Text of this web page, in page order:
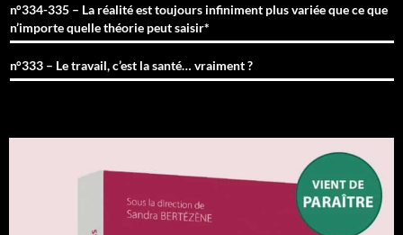
n°334-335 – La réalité est toujours infiniment plus variée que ce que
n’importe quelle théorie peut saisir*
n°333 – Le travail, c’est la santé… vraiment ?